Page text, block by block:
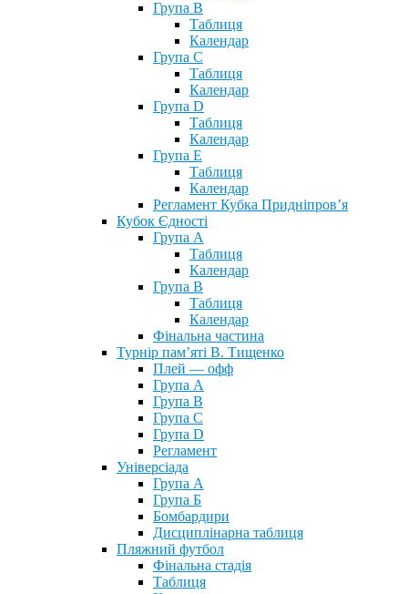
Група В
Таблиця
Календар
Група С
Таблиця
Календар
Група D
Таблиця
Календар
Група Е
Таблиця
Календар
Регламент Кубка Придніпров’я
Кубок Єдності
Група А
Таблиця
Календар
Група В
Таблиця
Календар
Фінальна частина
Турнір пам’яті В. Тищенко
Плей — офф
Група А
Група B
Група С
Група D
Регламент
Універсіада
Група А
Група Б
Бомбардири
Дисциплінарна таблиця
Пляжний футбол
Фінальна стадія
Таблиця